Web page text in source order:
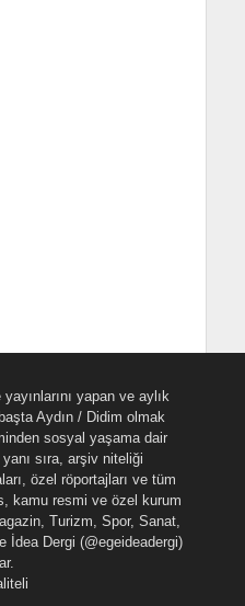
yapan ve aylık
Aydın / Didim olmak
sosyal yaşama dair
sıra, arşiv niteliği
özel röportajları ve tüm
kamu resmi ve özel kurum
Turizm, Spor, Sanat,
İdea Dergi (@egeideadergi)